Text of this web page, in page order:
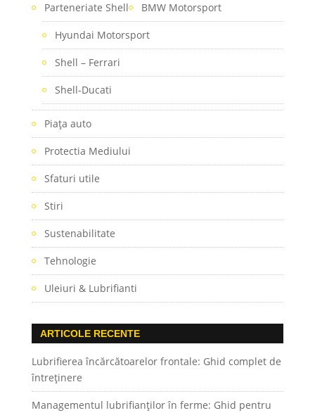
Parteneriate Shell BMW Motorsport
Hyundai Motorsport
Shell – Ferrari
Shell-Ducati
Piaţa auto
Protectia Mediului
Sfaturi utile
Stiri
Sustenabilitate
Tehnologie
Uleiuri & Lubrifianti
ARTICOLE RECENTE
Lubrifierea încărcătoarelor frontale: Ghid complet de
întreținere
Managementul lubrifianților în ferme: Ghid pentru